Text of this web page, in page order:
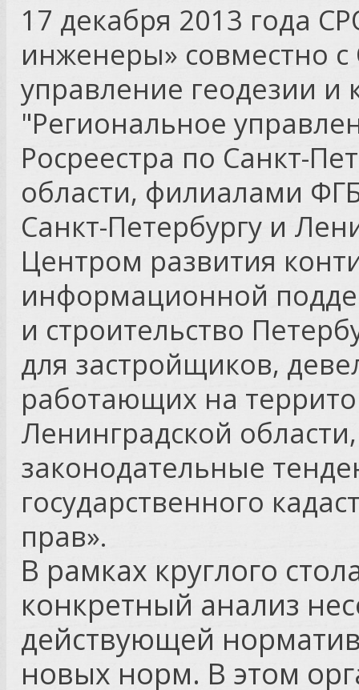
17 декабря 2013 года
инженеры» совместно
управление геодезии и
"Региональное
Росреестра по Санкт-
области, филиалами
Санкт-Петербургу и
Центром развития
информационной
и строительство
для застройщиков,
работающих на
Ленинградской
законодательные
государственного
прав».
В рамках круглого
конкретный анализ
действующей
новых норм. В этом